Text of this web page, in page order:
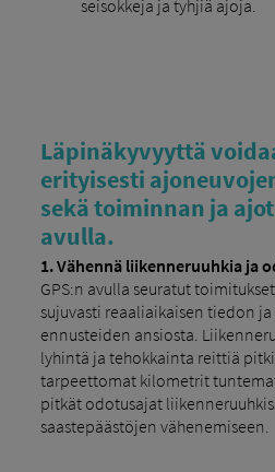
seisokkeja ja tyhjiä ajoja.
Läpinäkyvyyttä
erityisesti
sekä toiminnan ja
avulla.
1. Vähennä liikenneruuhkia ja
GPS:n avulla seuratut
sujuvasti reaaliaikaisen tiedon
ennusteiden ansiosta.
lyhintä ja tehokkainta reittiä
tarpeettomat kilometrit
pitkät odotusajat
saastepäästöjen vähenemiseen.